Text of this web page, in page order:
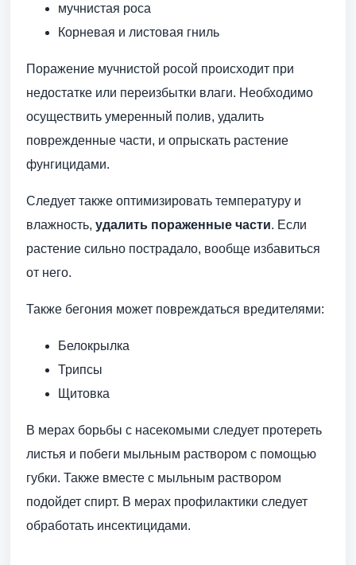
мучнистая роса
Корневая и листовая гниль
Поражение мучнистой росой происходит при
недостатке или переизбытки влаги. Необходимо
осуществить умеренный полив, удалить
поврежденные части, и опрыскать растение
фунгицидами.
Следует также оптимизировать температуру и
влажность, удалить пораженные части. Если
растение сильно пострадало, вообще избавиться
от него.
Также бегония может повреждаться вредителями:
Белокрылка
Трипсы
Щитовка
В мерах борьбы с насекомыми следует протереть
листья и побеги мыльным раствором с помощью
губки. Также вместе с мыльным раствором
подойдет спирт. В мерах профилактики следует
обработать инсектицидами.